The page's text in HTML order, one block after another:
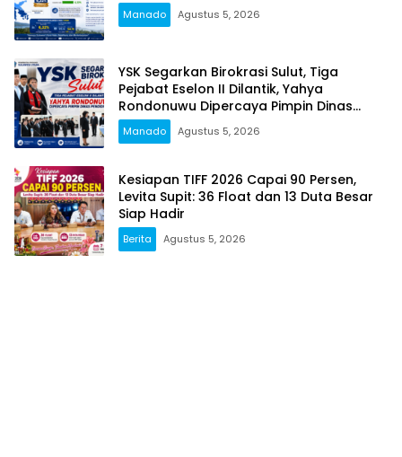
Manado Agustus 5, 2026
YSK Segarkan Birokrasi Sulut, Tiga
Pejabat Eselon II Dilantik, Yahya
Rondonuwu Dipercaya Pimpin Dinas
Pendidikan
Manado Agustus 5, 2026
Kesiapan TIFF 2026 Capai 90 Persen,
Levita Supit: 36 Float dan 13 Duta Besar
Siap Hadir
Berita Agustus 5, 2026